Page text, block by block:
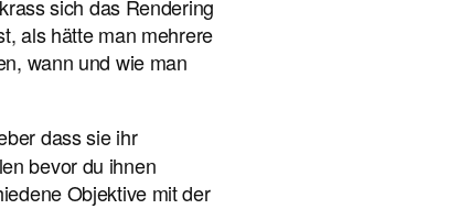
sich das Rendering
als hätte man mehrere
wann und wie man
dass sie ihr
bevor du ihnen
Objektive mit der